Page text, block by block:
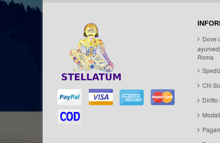
Dove
Roma
Chi
Diritto